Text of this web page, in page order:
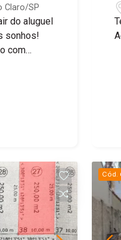
Claro/SP
do aluguel
sonhos!
com
Cód.